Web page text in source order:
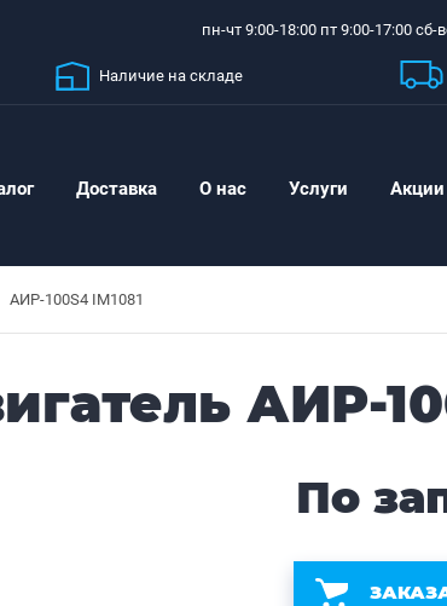
пн-чт 9:00-18:00 пт 9:00-17:00 сб-
Наличие на складе
Доставка О нас Услуги Акции
АИР-100S4 IM1081
АИР-
По